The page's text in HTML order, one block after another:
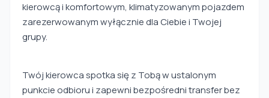
kierowcą i komfortowym, klimatyzowanym pojazdem
zarezerwowanym wyłącznie dla Ciebie i Twojej
grupy.
Twój kierowca spotka się z Tobą w ustalonym
punkcie odbioru i zapewni bezpośredni transfer bez